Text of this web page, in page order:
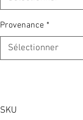
Provenance *
Sélectionner
SKU